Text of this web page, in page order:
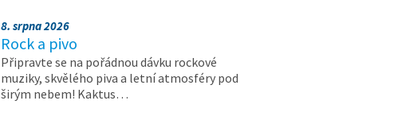
8. srpna 2026
Rock a pivo
Připravte se na pořádnou dávku rockové
muziky, skvělého piva a letní atmosféry pod
širým nebem! Kaktus…